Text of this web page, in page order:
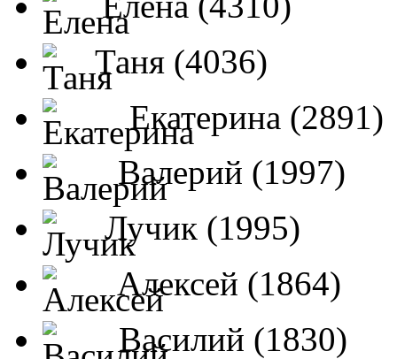
Таня (4036)
Екатерина (2891)
Валерий (1997)
Лучик (1995)
Алексей (1864)
Василий (1830)